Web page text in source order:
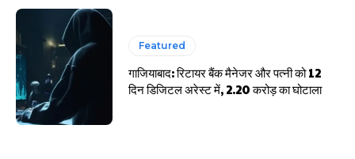
Featured
गाजियाबाद: रिटायर बैंक मैनेजर और पत्नी को 12
दिन डिजिटल अरेस्ट में, 2.20 करोड़ का घोटाला